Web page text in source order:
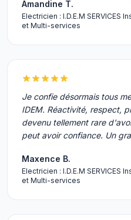
Amandine T.
Electricien : I.D.E.M SERVICES
et Multi-services
Je confie désormais tous
IDEM. Réactivité, respect,
devenu tellement rare
peut avoir confiance. Un
Maxence B.
Electricien : I.D.E.M SERVICES
et Multi-services